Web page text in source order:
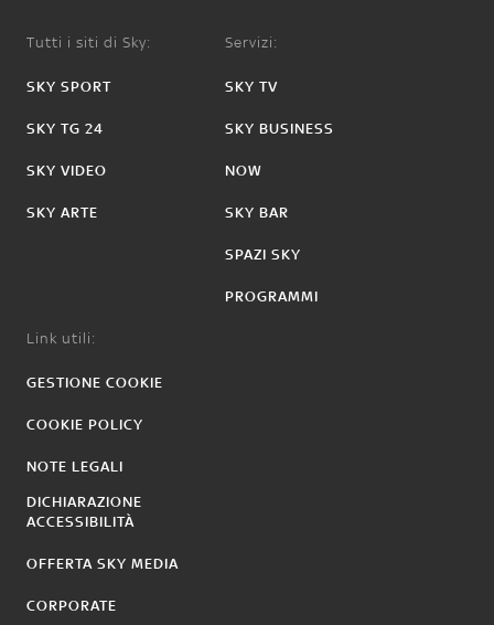
Tutti i siti di Sky:
SKY SPORT
SKY TG 24
SKY VIDEO
SKY ARTE
Servizi:
SKY TV
SKY BUSINESS
NOW
SKY BAR
SPAZI SKY
PROGRAMMI
Link utili:
GESTIONE COOKIE
COOKIE POLICY
NOTE LEGALI
DICHIARAZIONE
ACCESSIBILITÀ
OFFERTA SKY MEDIA
CORPORATE